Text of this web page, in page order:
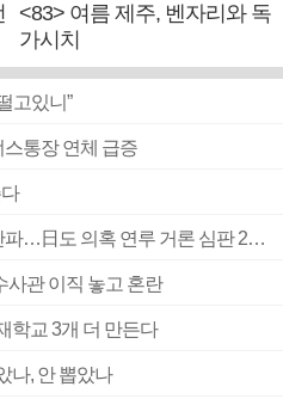
<83> 여름 제주, 벤자리와 독
가시치
고있니”
스통장 연체 급증
■ 축구협회 ‘성 접대’ 의혹 일파만파…日도 의혹 연루 거론 심판 2명 조사
관 이직 놓고 혼란
학교 3개 더 만든다
나, 안 뽑았나